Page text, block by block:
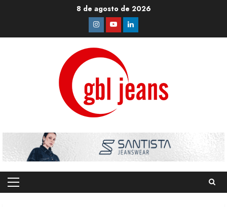
8 de agosto de 2026
Instagram
YoutubeLinkedin
Primary